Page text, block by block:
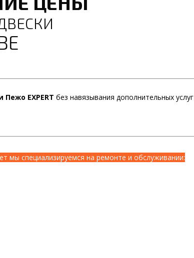
EXPERT без навязывания дополнительных услуг
мы специализируемся на ремонте и обслуживании: